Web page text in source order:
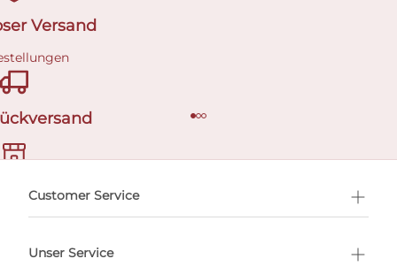
Versand
buchen
Customer Service
Unser Service